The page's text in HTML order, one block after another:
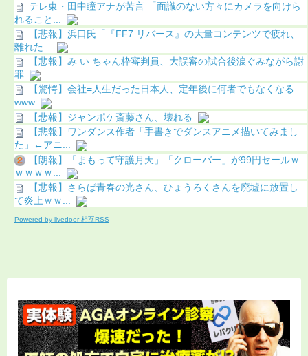
テレ東・田中瞳アナが苦言 「面識のない方々にカメラを向けら
れること...
【悲報】浜口氏「『FF7 リバース』の大量コンテンツで疲れ、
離れた...
【悲報】み い ちゃん枠審判員、大誤審の試合後涙ぐみながら謝
罪
【驚愕】会社=人生だった日本人、定年後に何者でもなくなる
www
【悲報】ジャンポケ斎藤さん、壊れる
【悲報】ワンダンス作者「手書きでダンスアニメ描いてみまし
た」←アニ...
【朗報】「まもって守護月天」「クローバー」が99円セールｗ
ｗｗｗｗ...
【悲報】さらば青春の光さん、ひょうろくさんを廃墟に放置し
て炎上ｗｗ...
Powered by livedoor 相互RSS